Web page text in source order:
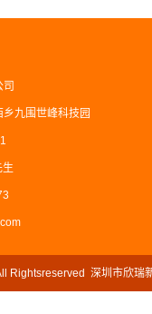
九围世峰科技园
Rightsreserved 深圳市欣瑞